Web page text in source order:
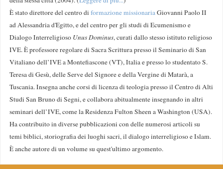
È stato direttore del centro di formazione missionariaGiovanni Paolo II
ad Alessandria d'Egitto, e del centro per gli studi di Ecumenismo e
Dialogo Interreligioso Unus Dominus, curati dallo stesso istituto religioso
IVE. È professore regolare di Sacra Scrittura presso il Seminario di San
Vitaliano dell’IVE a Montefiascone (VT), Italia e presso lo studentato S.
Teresa di Gesù, delle Serve del Signore e della Vergine di Matarà, a
Tuscania. Insegna anche corsi di licenza di teologia presso il Centro di Alti
Studi San Bruno di Segni, e collabora abitualmente insegnando in altri
seminari dell’IVE, come la Residenza Fulton Sheen a Washington (USA).
Ha contribuito in diverse pubblicazioni con delle numerosi articoli su
temi biblici, storiografia dei luoghi sacri, il dialogo interreligioso e Islam.
È anche autore di un volume su quest'ultimo argomento.